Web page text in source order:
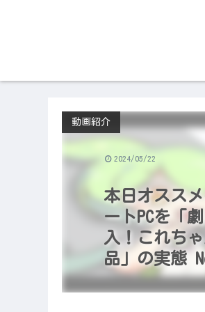
本日オスス
ートPCを「
入！これち
品」の実態
動画紹介
2024/05/22